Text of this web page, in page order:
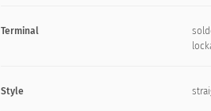
Terminal
Style